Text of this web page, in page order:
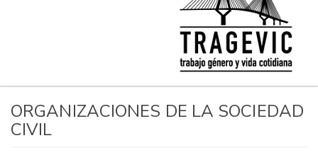
ORGANIZACIONES DE LA SOCIEDAD
CIVIL